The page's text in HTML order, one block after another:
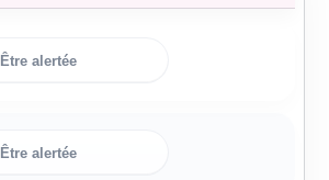
Être alertée
Être alertée